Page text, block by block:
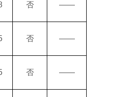
否 ——
否 ——
否 ——